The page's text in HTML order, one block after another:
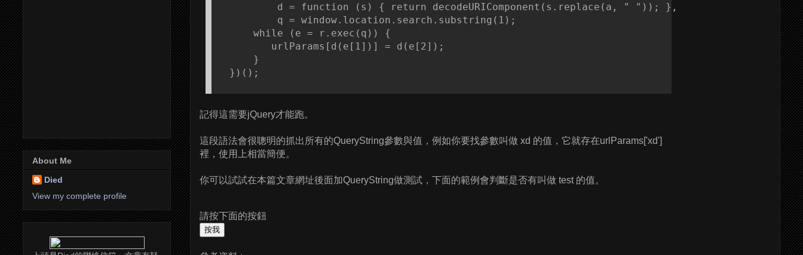
          d = function (s) { return decodeURIComponent(s.replace(a, " ")); },
          q = window.location.search.substring(1);
      while (e = r.exec(q)) {
         urlParams[d(e[1])] = d(e[2]);
      }
  })();
記得這需要jQuery才能跑。
這段語法會很聰明的抓出所有的QueryString參數與值，例如你要找參數叫做 xd 的值，它就存在urlParams['xd']
裡，使用上相當簡便。
你可以試試在本篇文章網址後面加QueryString做測試，下面的範例會判斷是否有叫做 test 的值。
請按下面的按鈕
About Me
Died
View my complete profile